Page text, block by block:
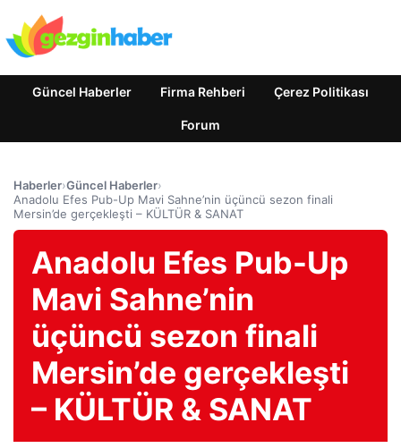
Güncel Haberler Firma Rehberi Çerez Politikası
Forum
Haberler›Güncel Haberler›
Anadolu Efes Pub-Up Mavi Sahne’nin üçüncü sezon finali
Mersin’de gerçekleşti – KÜLTÜR & SANAT
Anadolu Efes Pub-Up
Mavi Sahne’nin
üçüncü sezon finali
Mersin’de gerçekleşti
– KÜLTÜR & SANAT